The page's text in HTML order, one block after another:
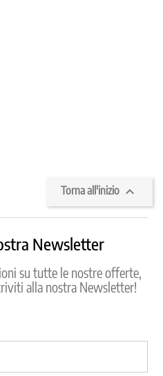
Torna all'inizio 
Newsletter
su tutte le nostre offerte,
alla nostra Newsletter!